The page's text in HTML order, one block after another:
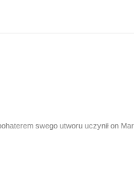
swego utworu uczynił on